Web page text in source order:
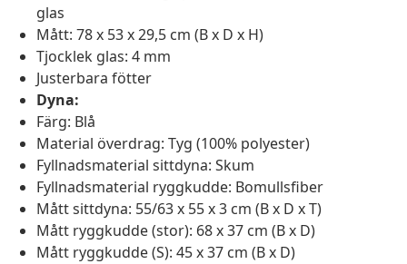
glas
Mått: 78 x 53 x 29,5 cm (B x D x H)
Tjocklek glas: 4 mm
Justerbara fötter
Dyna:
Färg: Blå
Material överdrag: Tyg (100% polyester)
Fyllnadsmaterial sittdyna: Skum
Fyllnadsmaterial ryggkudde: Bomullsfiber
Mått sittdyna: 55/63 x 55 x 3 cm (B x D x T)
Mått ryggkudde (stor): 68 x 37 cm (B x D)
Mått ryggkudde (S): 45 x 37 cm (B x D)